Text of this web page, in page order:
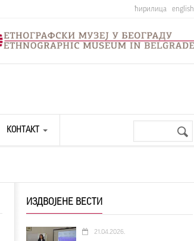
ћирилица english
КОНТАКТ
ИЗДВОЈЕНЕ ВЕСТИ
21.04.2026.